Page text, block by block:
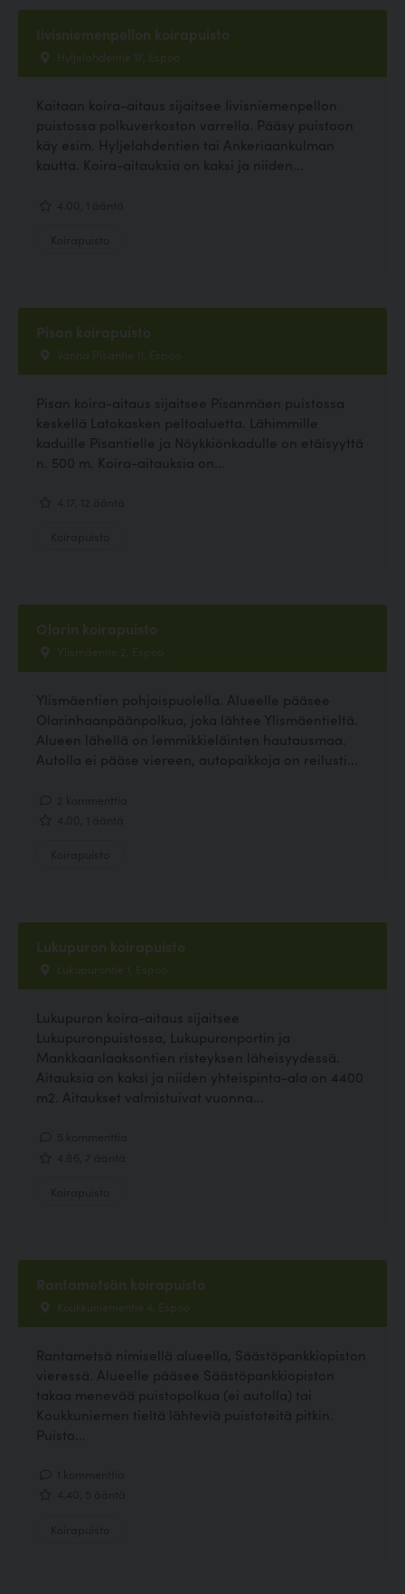
Iivisniemenpellon koirapuisto
Hyljelahdentie 17, Espoo
Kaitaan koira-aitaus sijaitsee Iivisniemenpellon
puistossa polkuverkoston varrella. Pääsy puistoon
käy esim. Hyljelahdentien tai Ankeriaankulman
kautta. Koira-aitauksia on kaksi ja niiden...
Pisan koirapuisto
Vanha Pisantie 11, Espoo
Pisan koira-aitaus sijaitsee Pisanmäen puistossa
keskellä Latokasken peltoaluetta. Lähimmille
kaduille Pisantielle ja Nöykkiönkadulle on etäisyyttä
n. 500 m. Koira-aitauksia on...
Olarin koirapuisto
Ylismäentie 2, Espoo
Ylismäentien pohjoispuolella. Alueelle pääsee
Olarinhaanpäänpolkua, joka lähtee Ylismäentieltä.
Alueen lähellä on lemmikkieläinten hautausmaa.
Autolla ei pääse viereen, autopaikkoja on reilusti...
Lukupuron koirapuisto
Lukupurontie 1, Espoo
Lukupuron koira-aitaus sijaitsee
Lukupuronpuistossa, Lukupuronportin ja
Mankkaanlaaksontien risteyksen läheisyydessä.
Aitauksia on kaksi ja niiden yhteispinta-ala on 4400
m2. Aitaukset valmistuivat vuonna...
Rantametsän koirapuisto
Koukkuniementie 4, Espoo
Rantametsä nimisellä alueella, Säästöpankkiopiston
vieressä. Alueelle pääsee Säästöpankkiopiston
takaa menevää puistopolkua (ei autolla) tai
Koukkuniemen tieltä lähteviä puistoteitä pitkin.
Puisto...